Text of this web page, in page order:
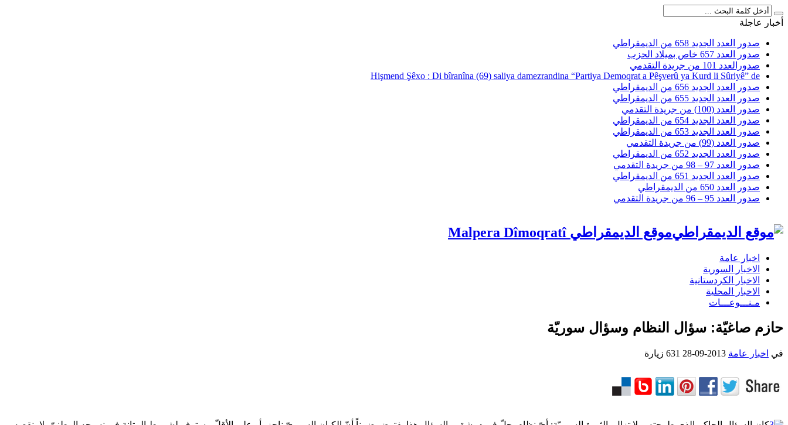
أخبار عاجلة
صدور العدد الجديد 658 من الديمقراطي
صدور العدد 657 خاص بميلاد الحزب
صدورالعدد 101 من جريدة التقدمي
Hişmend Şêxo : Di bîranîna (69) saliya damezrandina “Partiya Demoqrat a Pêşverû ya Kurd li Sûriyê” de
صدور العدد الجديد 656 من الديمقراطي
صدور العدد الجديد 655 من الديمقراطي
صدور العدد (100) من جريدة التقدمي
صدور العدد الجديد 654 من الديمقراطي
صدور العدد الجديد 653 من الديمقراطي
صدور العدد (99) من جريدة التقدمي
صدور العدد الجديد 652 من الديمقراطي
صدور العدد 97 – 98 من جريدة التقدمي
صدور العدد الجديد 651 من الديمقراطي
صدور العدد 650 من الديمقراطي
صدور العدد 95 – 96 من جريدة التقدمي
موقع الديمقراطي Malpera Dîmoqratî
اخبار عامة
الاخبار السورية
الاخبار الكردستانية
الاخبار المحلية
مـنـــوعـــات
حازم صاغيّة: سؤال النظام وسؤال سوريّة
في اخبار عامة 2013-09-28 631 زيارة